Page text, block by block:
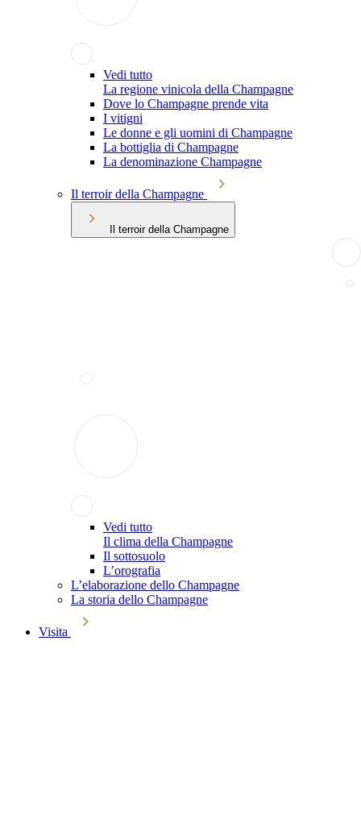
Vedi tutto
La regione vinicola della Champagne
Dove lo Champagne prende vita
I vitigni
Le donne e gli uomini di Champagne
La bottiglia di Champagne
La denominazione Champagne
Il terroir della Champagne
Il terroir della Champagne
Vedi tutto
Il clima della Champagne
Il sottosuolo
L’orografia
L’elaborazione dello Champagne
La storia dello Champagne
Visita